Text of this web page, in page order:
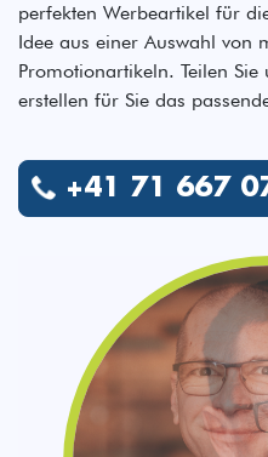
perfekten Werbeartikel für
Idee aus einer Auswahl von
Promotionartikeln. Teilen
erstellen für Sie das
+41 71 667
Einkauf | Grafik |
Motivation: „Dank
Sortiment, der